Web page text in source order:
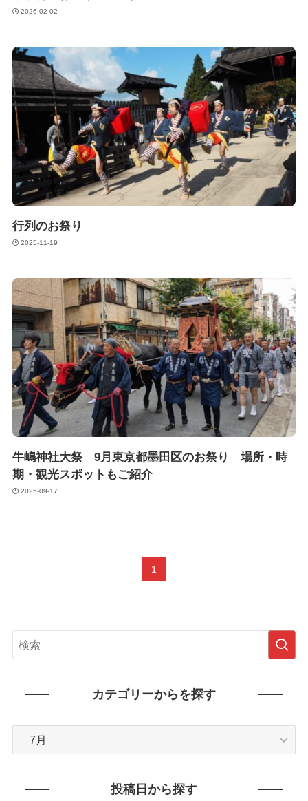
2026-02-02
行列のお祭り
2025-11-19
牛嶋神社大祭 9月東京都墨田区のお祭り 場所・時
期・観光スポットもご紹介
2025-09-17
1
カテゴリーからを探す
投稿日から探す